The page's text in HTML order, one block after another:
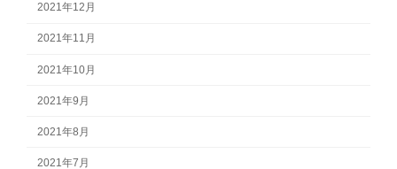
2021年12月
2021年11月
2021年10月
2021年9月
2021年8月
2021年7月